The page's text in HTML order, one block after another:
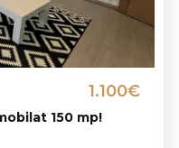
150 mp!
1.100€